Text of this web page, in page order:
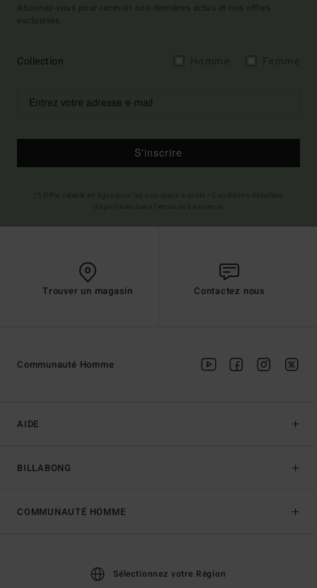
Abonnez-vous pour recevoir nos dernières actus et nos offres
exclusives.
Collection
S'inscrire
Trouver un magasin Contactez nous
AIDE
BILLABONG
Communauté Homme
COMMUNAUTÉ HOMME
Sélectionnez votre Région